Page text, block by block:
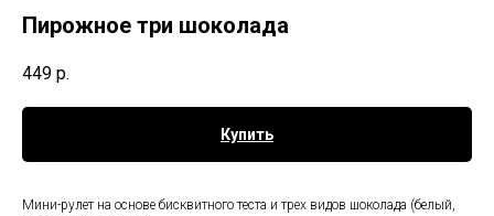
Пирожное три шоколада
449 р.
Купить
Мини-рулет на основе бисквитного теста и трех видов шоколада (белый,